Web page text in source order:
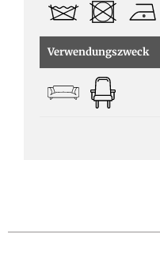
Verwendungszweck